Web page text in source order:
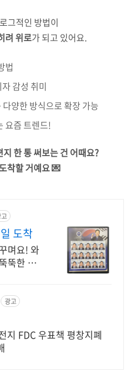
그적인 방법이
려 위로가 되고 있어요.
법
감성 취미
양한 방식으로 확장 가능
요즘 트렌드!
한 통 써보는 건 어때요?
착할 거예요 💌
도착
며요! 와
뚝한 남
광고
지 FDC 우표책 평창지폐